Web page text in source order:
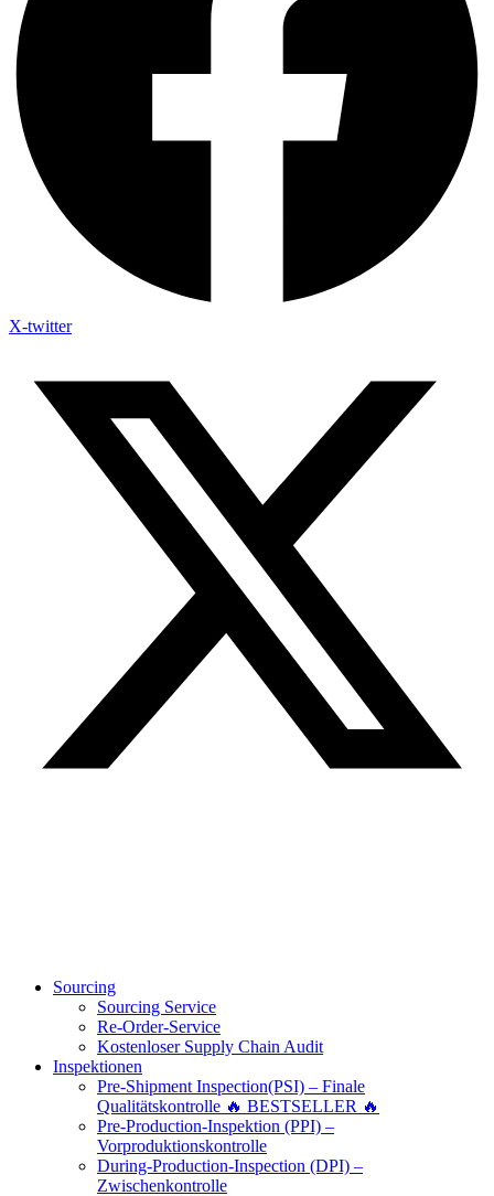
X-twitter
Sourcing
Sourcing Service
Re-Order-Service
Kostenloser Supply Chain Audit
Inspektionen
Pre-Shipment Inspection(PSI) – Finale
Qualitätskontrolle 🔥 BESTSELLER 🔥
Pre-Production-Inspektion (PPI) –
Vorproduktionskontrolle
During-Production-Inspection (DPI) –
Zwischenkontrolle